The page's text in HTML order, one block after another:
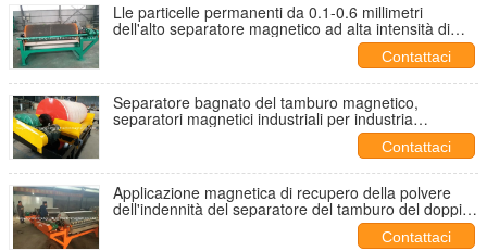
Lle particelle permanenti da 0.1-0.6 millimetri
dell'alto separatore magnetico ad alta intensità di
Contattaci
Separatore bagnato del tamburo magnetico,
separatori magnetici industriali per industria
Contattaci
Applicazione magnetica di recupero della polvere
dell'indennità del separatore del tamburo del doppio
Contattaci